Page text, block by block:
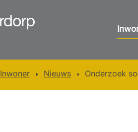
Inwoner Nieuws Onderzoek